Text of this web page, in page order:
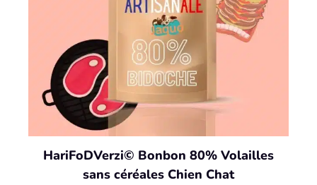
HariFoDVerzi© Bonbon 80% Volailles
sans céréales Chien Chat